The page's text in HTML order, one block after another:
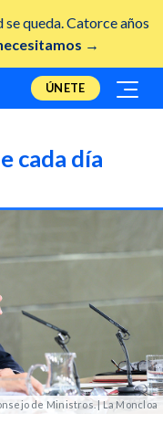
queda. Catorce años
→
ÚNETE
cada día
de Ministros. | La Moncloa